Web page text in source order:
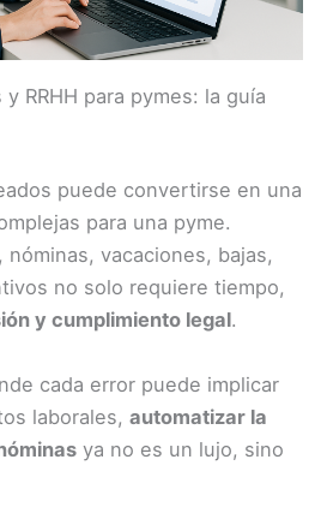
RRHH para pymes: la guía
puede convertirse en una
para una pyme.
vacaciones, bajas,
no solo requiere tiempo,
y cumplimiento legal.
cada error puede implicar
laborales, automatizar la
ya no es un lujo, sino